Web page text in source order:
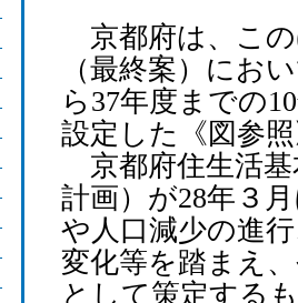
京都府は、この
（最終案）にお
ら37年度までの
設定した《図参
京都府住生活基
計画）が28年３
や人口減少の進
変化等を踏まえ
として策定する